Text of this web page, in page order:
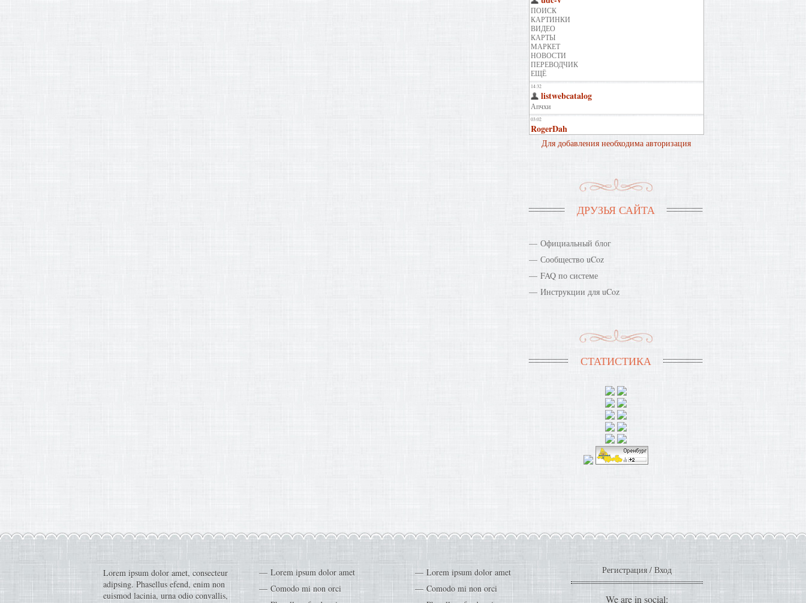
2020 Январь
2020 Сентябрь
2021 Октябрь
2021 Декабрь
2022 Январь
2022 Апрель
2022 Ноябрь
2023 Октябрь
Для добавления необходима авторизация
ДРУЗЬЯ САЙТА
Официальный блог
Сообщество uCoz
FAQ по системе
Инструкции для uCoz
СТАТИСТИКА
Lorem ipsum dolor amet, consecteur
adipsing. Phasellus efend, enim non
euismod lacinia, urna odio convallis,
Lorem ipsum dolor amet
Comodo mi non orci
Lorem ipsum dolor amet
Comodo mi non orci
Регистрация / Вход
We are in social: